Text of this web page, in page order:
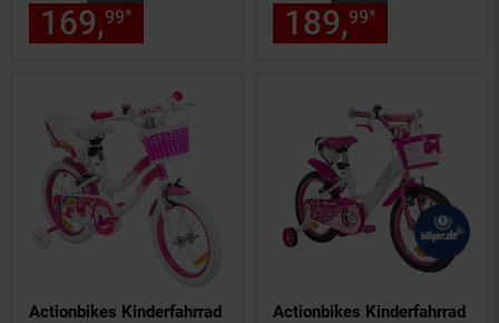
169,99* € Sternchen
189,99*
Actionbikes Kinderfahrrad
Actionbikes Kinderfahrrad